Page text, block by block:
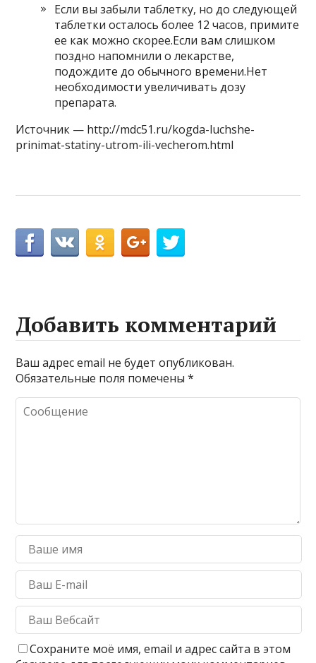
Если вы забыли таблетку, но до следующей
таблетки осталось более 12 часов, примите
ее как можно скорее.Если вам слишком
поздно напомнили о лекарстве,
подождите до обычного времени.Нет
необходимости увеличивать дозу
препарата.
Источник — http://mdc51.ru/kogda-luchshe-
prinimat-statiny-utrom-ili-vecherom.html
Добавить комментарий
Ваш адрес email не будет опубликован.
Обязательные поля помечены*
Сохраните моё имя, email и адрес сайта в этом